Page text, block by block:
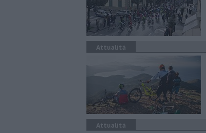
Attualità
Attualità